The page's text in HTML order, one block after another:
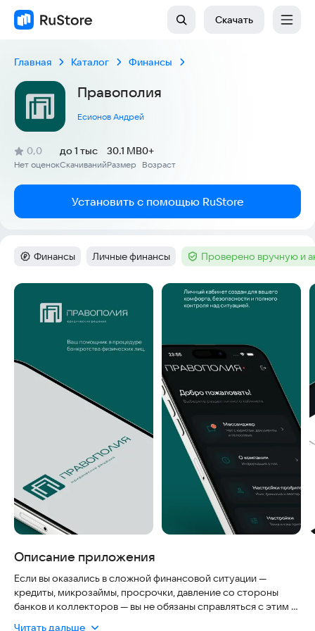
Скачать
Главная Каталог Финансы
Правополия
Есионов Андрей
Рейтинг:
0,0
(
Нет оценок
)
Скачиваний
до 1 тыс
Размер
30.1 MB
Возраст
0+
Установить с помощью RuStore
Категория:
Финансы Тег:
Личные финансы Тег :Проверено вручную и
Скриншоты
Описание приложения
Если вы оказались в сложной финансовой ситуации —
кредиты, микрозаймы, просрочки, давление со стороны
банков и коллекторов — вы не обязаны справляться с этим в
Читать дальше